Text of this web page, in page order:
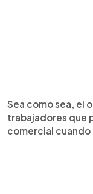
Sea como sea, el
trabajadores que
comercial